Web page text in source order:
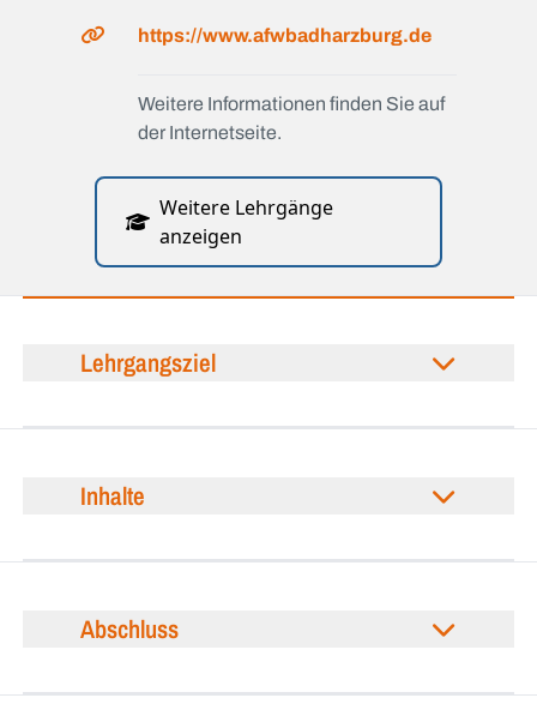
https://www.afwbadharzburg.de
Weitere Informationen finden Sie auf
der Internetseite.
Weitere Lehrgänge
anzeigen
Lehrgangsziel
Inhalte
Abschluss